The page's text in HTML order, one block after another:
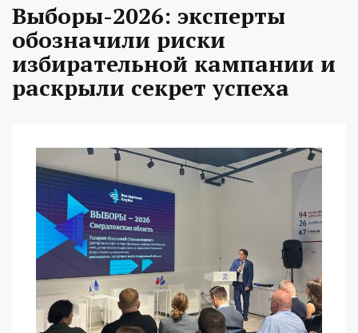
Выборы-2026: эксперты
обозначили риски
избирательной кампании и
раскрыли секрет успеха